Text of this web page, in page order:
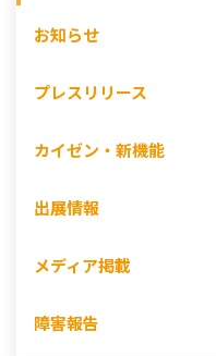
お知らせ
プレスリリース
カイゼン・新機能
出展情報
メディア掲載
障害報告